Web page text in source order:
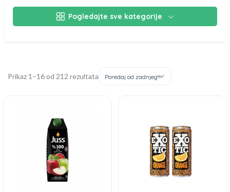
Pogledajte sve kategorije
Prikaz 1–16 od 212 rezultata Poredaj od zadnjeg